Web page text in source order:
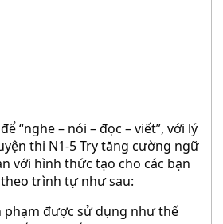
“nghe – nói – đọc – viết”, với lý
thi N1-5 Try tăng cường ngữ
với hình thức tạo cho các bạn
trình tự như sau:
phạm được sử dụng như thế